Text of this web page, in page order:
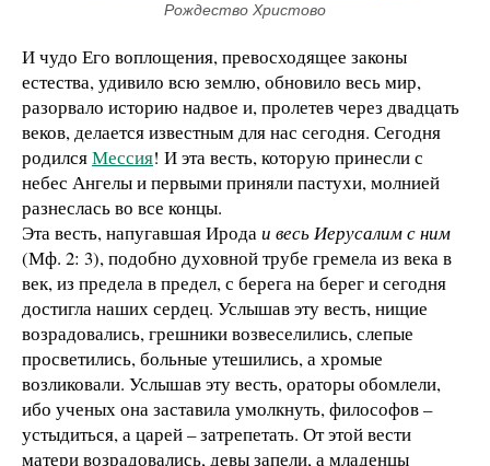
Рождество Христово
И чудо Его воплощения, превосходящее законы
естества, удивило всю землю, обновило весь мир,
разорвало историю надвое и, пролетев через двадцать
веков, делается известным для нас сегодня. Сегодня
родилсяМессия! И эта весть, которую принесли с
небес Ангелы и первыми приняли пастухи, молнией
разнеслась во все концы.
Эта весть, напугавшая Иродаи весь Иерусалим с ним
(Мф. 2: 3), подобно духовной трубе гремела из века в
век, из предела в предел, с берега на берег и сегодня
достигла наших сердец. Услышав эту весть, нищие
возрадовались, грешники возвеселились, слепые
просветились, больные утешились, а хромые
возликовали. Услышав эту весть, ораторы обомлели,
ибо ученых она заставила умолкнуть, философов –
устыдиться, а царей – затрепетать. От этой вести
матери возрадовались, девы запели, а младенцы